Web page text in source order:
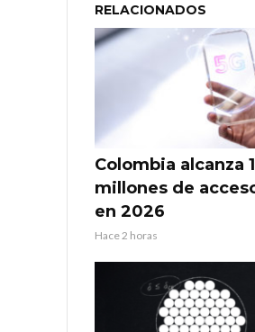
RELACIONADOS
Colombia alcanza
millones de
en 2026
Hace 2 horas